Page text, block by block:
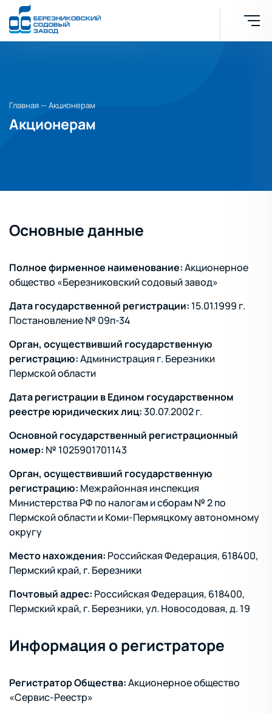
Акционерам
Главная—Акционерам
Акционерам
Основные данные
Полное фирменное наименование:Акционерное
общество «Березниковский содовый завод»
Дата государственной регистрации: 15.01.1999 г.
Постановление № 09п-34
Орган, осуществивший государственную
регистрацию:Администрация г. Березники
Пермской области
Дата регистрации в Едином государственном
реестре юридических лиц:30.07.2002 г.
Основной государственный регистрационный
номер: № 1025901701143
Орган, осуществивший государственную
регистрацию: Межрайонная инспекция
Министерства РФ по налогам и сборам № 2 по
Пермской области и Коми-Пермяцкому автономному
округу
Место нахождения: Российская Федерация, 618400,
Пермский край, г. Березники
Почтовый адрес: Российская Федерация, 618400,
Пермский край, г. Березники, ул. Новосодовая, д. 19
Информация о регистраторе
Регистратор Общества:Акционерное общество
«Сервис-Реестр»